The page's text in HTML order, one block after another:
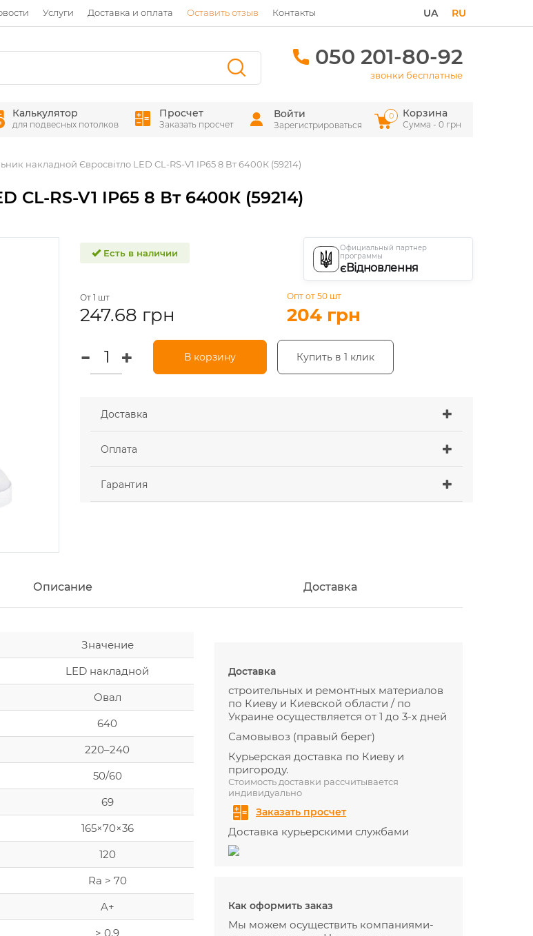
Услуги Доставка и оплата Оставить отзыв Контакты RU
UA
050 201-80-92
звонки бесплатные
Калькулятор
для подвесных потолков
Просчет
Заказать просчет
Войти
Зарегистрироваться
Корзина
Сумма - 0 грн
0
накладной Євросвітло LED CL-RS-V1 IP65 8 Вт 6400К (59214)
CL-RS-V1 IP65 8 Вт 6400К (59214)
Есть в наличии
Официальный партнер
программы
єВідновлення
От 1 шт
247.68 грн
Опт от 50 шт
204 грн
В корзину Купить в 1 клик
Доставка
Оплата
Гарантия
Описание Доставка
Значение
LED накладной
Овал
640
220–240
50/60
69
165×70×36
120
Ra > 70
A+
> 0,9
Доставка
строительных и ремонтных материалов
по Киеву и Киевской области / по
Украине осуществляется от 1 до 3-х дней
Самовывоз (правый берег)
Курьерская доставка по Киеву и
пригороду.
Стоимость доставки рассчитывается
индивидуально
Заказать просчет
Доставка курьерскими службами
Как оформить заказ
Мы можем осуществить компаниями-